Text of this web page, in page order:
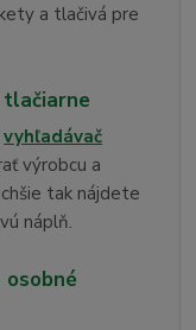
a tlačivá pre
vyhľadávač
výrobcu a
tak nájdete
náplň.
osobné